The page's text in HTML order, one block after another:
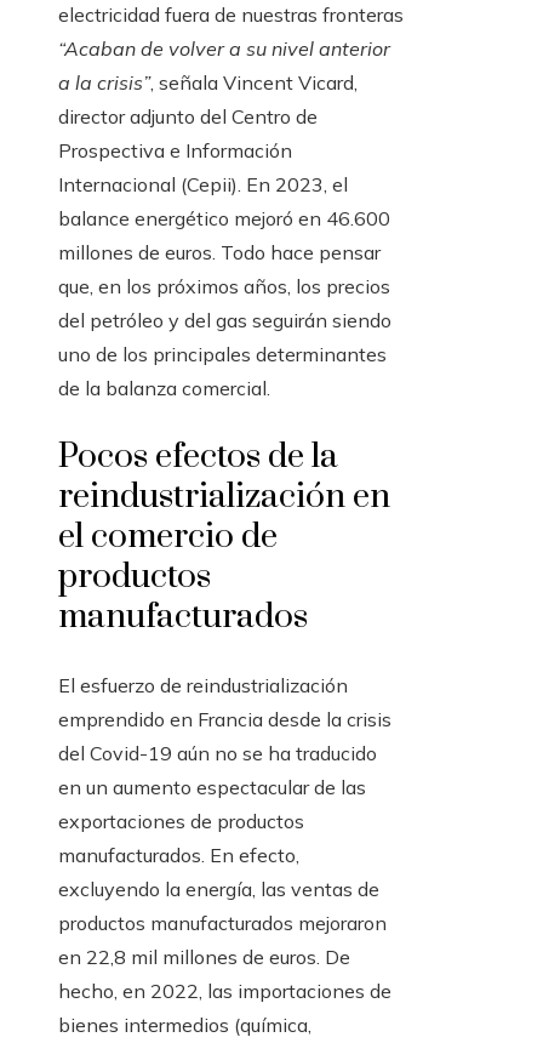
electricidad fuera de nuestras fronteras
“Acaban de volver a su nivel anterior
a la crisis”, señala Vincent Vicard,
director adjunto del Centro de
Prospectiva e Información
Internacional (Cepii). En 2023, el
balance energético mejoró en 46.600
millones de euros. Todo hace pensar
que, en los próximos años, los precios
del petróleo y del gas seguirán siendo
uno de los principales determinantes
de la balanza comercial.
Pocos efectos de la
reindustrialización en
el comercio de
productos
manufacturados
El esfuerzo de reindustrialización
emprendido en Francia desde la crisis
del Covid-19 aún no se ha traducido
en un aumento espectacular de las
exportaciones de productos
manufacturados. En efecto,
excluyendo la energía, las ventas de
productos manufacturados mejoraron
en 22,8 mil millones de euros. De
hecho, en 2022, las importaciones de
bienes intermedios (química,